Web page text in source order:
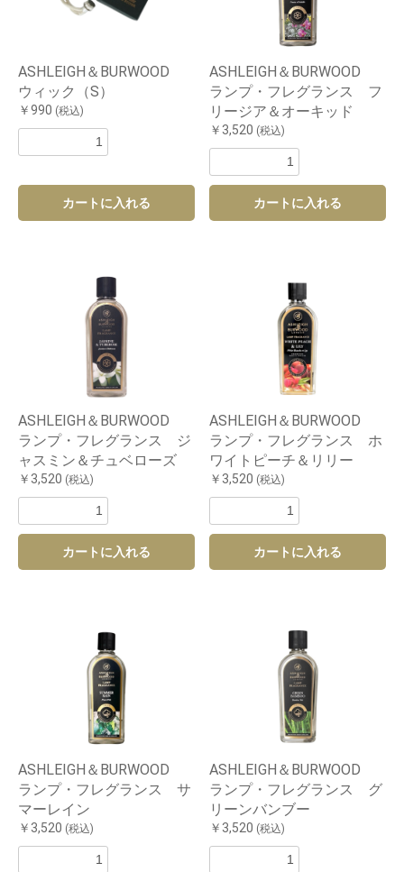
ASHLEIGH＆BURWOOD
ウィック（S）
￥990 (税込)
カートに入れる
ASHLEIGH＆BURWOOD
ランプ・フレグランス フ
リージア＆オーキッド
￥3,520 (税込)
カートに入れる
ASHLEIGH＆BURWOOD
ランプ・フレグランス ジ
ャスミン＆チュベローズ
￥3,520 (税込)
カートに入れる
ASHLEIGH＆BURWOOD
ランプ・フレグランス ホ
ワイトピーチ＆リリー
￥3,520 (税込)
カートに入れる
ASHLEIGH＆BURWOOD
ランプ・フレグランス サ
マーレイン
￥3,520 (税込)
ASHLEIGH＆BURWOOD
ランプ・フレグランス グ
リーンバンブー
￥3,520 (税込)